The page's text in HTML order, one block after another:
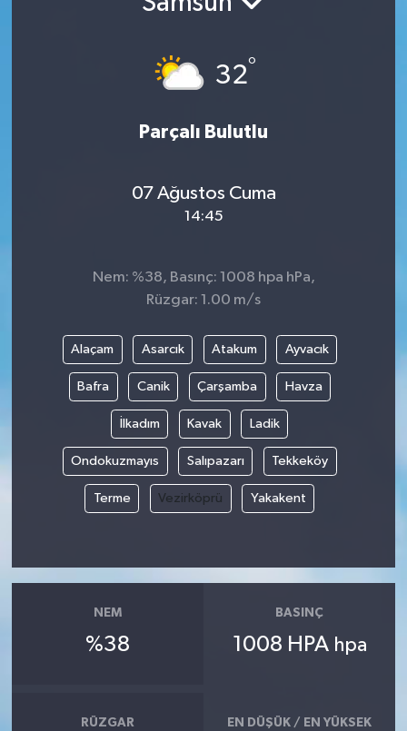
32°
Parçalı Bulutlu
07 Ağustos Cuma
14:45
Nem: %38, Basınç: 1008 hpa hPa,
Rüzgar: 1.00 m/s
Alaçam Asarcık Atakum Ayvacık
Bafra Canik Çarşamba Havza
İlkadım Kavak Ladik
Ondokuzmayıs Salıpazarı Tekkeköy
Terme Vezirköprü Yakakent
NEM
%38
BASINÇ
1008 HPA hpa
RÜZGAR EN DÜŞÜK / EN YÜKSEK